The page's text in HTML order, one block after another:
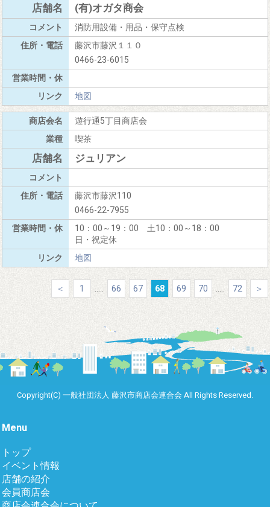
(有)オガタ商会
消防用設備・用品・保守点検
藤沢市藤沢１１０
0466-23-6015
地図
遊行通5丁目商店会
喫茶
ジュリアン
藤沢市藤沢110
0466-22-7955
10：00～19：00 土10：00～18：00
日・祝定休
地図
＜ 1 ..... 66 67 68 69 70 ..... 72 ＞
Copyright(C) 一般社団法人 藤沢市商店会連合会 All Rights Reserved.
Menu
トップ
イベント情報
店舗の紹介
会員商店会